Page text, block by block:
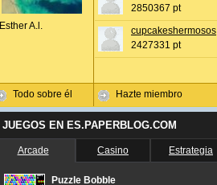
Esther A.l.
Todo sobre él
2850367 pt
cupcakeshermosos
2427331 pt
Hazte miembro
JUEGOS EN ES.PAPERBLOG.COM
Arcade Casino Estrategia
Puzzle Bobble